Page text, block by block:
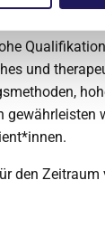
und
und
gewährleisten
den Zeitraum